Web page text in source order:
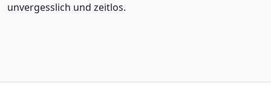
unvergesslich und zeitlos.